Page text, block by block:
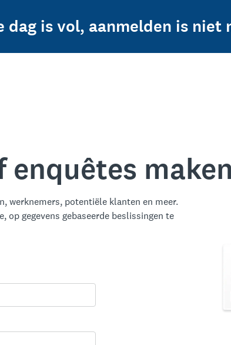
dag is vol, aanmelden is
werknemers, potentiële klanten en meer.
op gegevens gebaseerde beslissingen te